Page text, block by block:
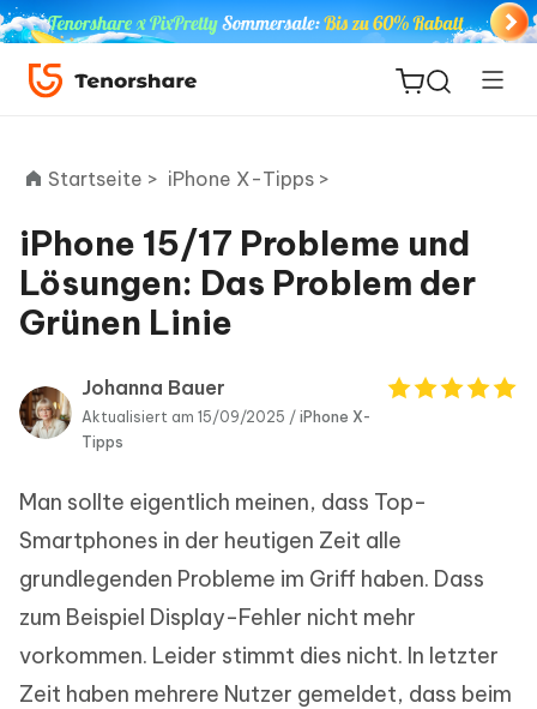
ReiBoot
for iOS
PDF
Editor
Neu
Startseite > iPhone X-Tipps >
iPhone 15/17 Probleme und
Lösungen: Das Problem der
Grünen Linie
Johanna Bauer
Aktualisiert am 15/09/2025 / iPhone X-
Tipps
Man sollte eigentlich meinen, dass Top-
Smartphones in der heutigen Zeit alle
grundlegenden Probleme im Griff haben. Dass
zum Beispiel Display-Fehler nicht mehr
vorkommen. Leider stimmt dies nicht. In letzter
Zeit haben mehrere Nutzer gemeldet, dass beim